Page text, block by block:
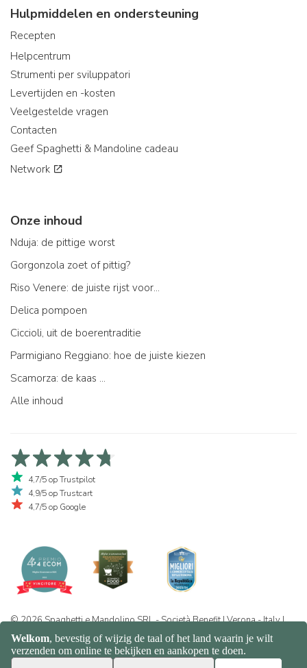
Hulpmiddelen en ondersteuning
Recepten
Helpcentrum
Strumenti per sviluppatori
Levertijden en -kosten
Veelgestelde vragen
Contacten
Geef Spaghetti & Mandoline cadeau
Network
Onze inhoud
Nduja: de pittige worst
Gorgonzola zoet of pittig?
Riso Venere: de juiste rijst voor...
Delica pompoen
Ciccioli, uit de boerentraditie
Parmigiano Reggiano: hoe de juiste kiezen
Scamorza: de kaas ...
Alle inhoud
4,7/5 op Trustpilot
4,9/5 op Trustcart
4,7/5 op Google
© 2026 Spaghetti e Mandolino SRL - Società Benefit | Verona - Italy |
+39 351 865 9444 | P.I. IT04913730232 | Certificazione BIO: IT-BIO-
016.380-0110744.2026.001 | REA VR-455804 |Privacy- en
cookiebeleid|Sitemap